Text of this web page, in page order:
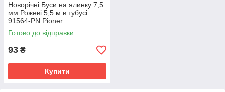
Новорічні Буси на ялинку 7,5
мм Рожеві 5,5 м в тубусі
91564-PN Pioner
Готово до відправки
93 ₴
Купити